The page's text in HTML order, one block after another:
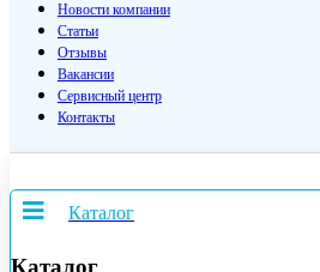
Новости компании
Статьи
Отзывы
Вакансии
Сервисный центр
Контакты
Каталог
Каталог